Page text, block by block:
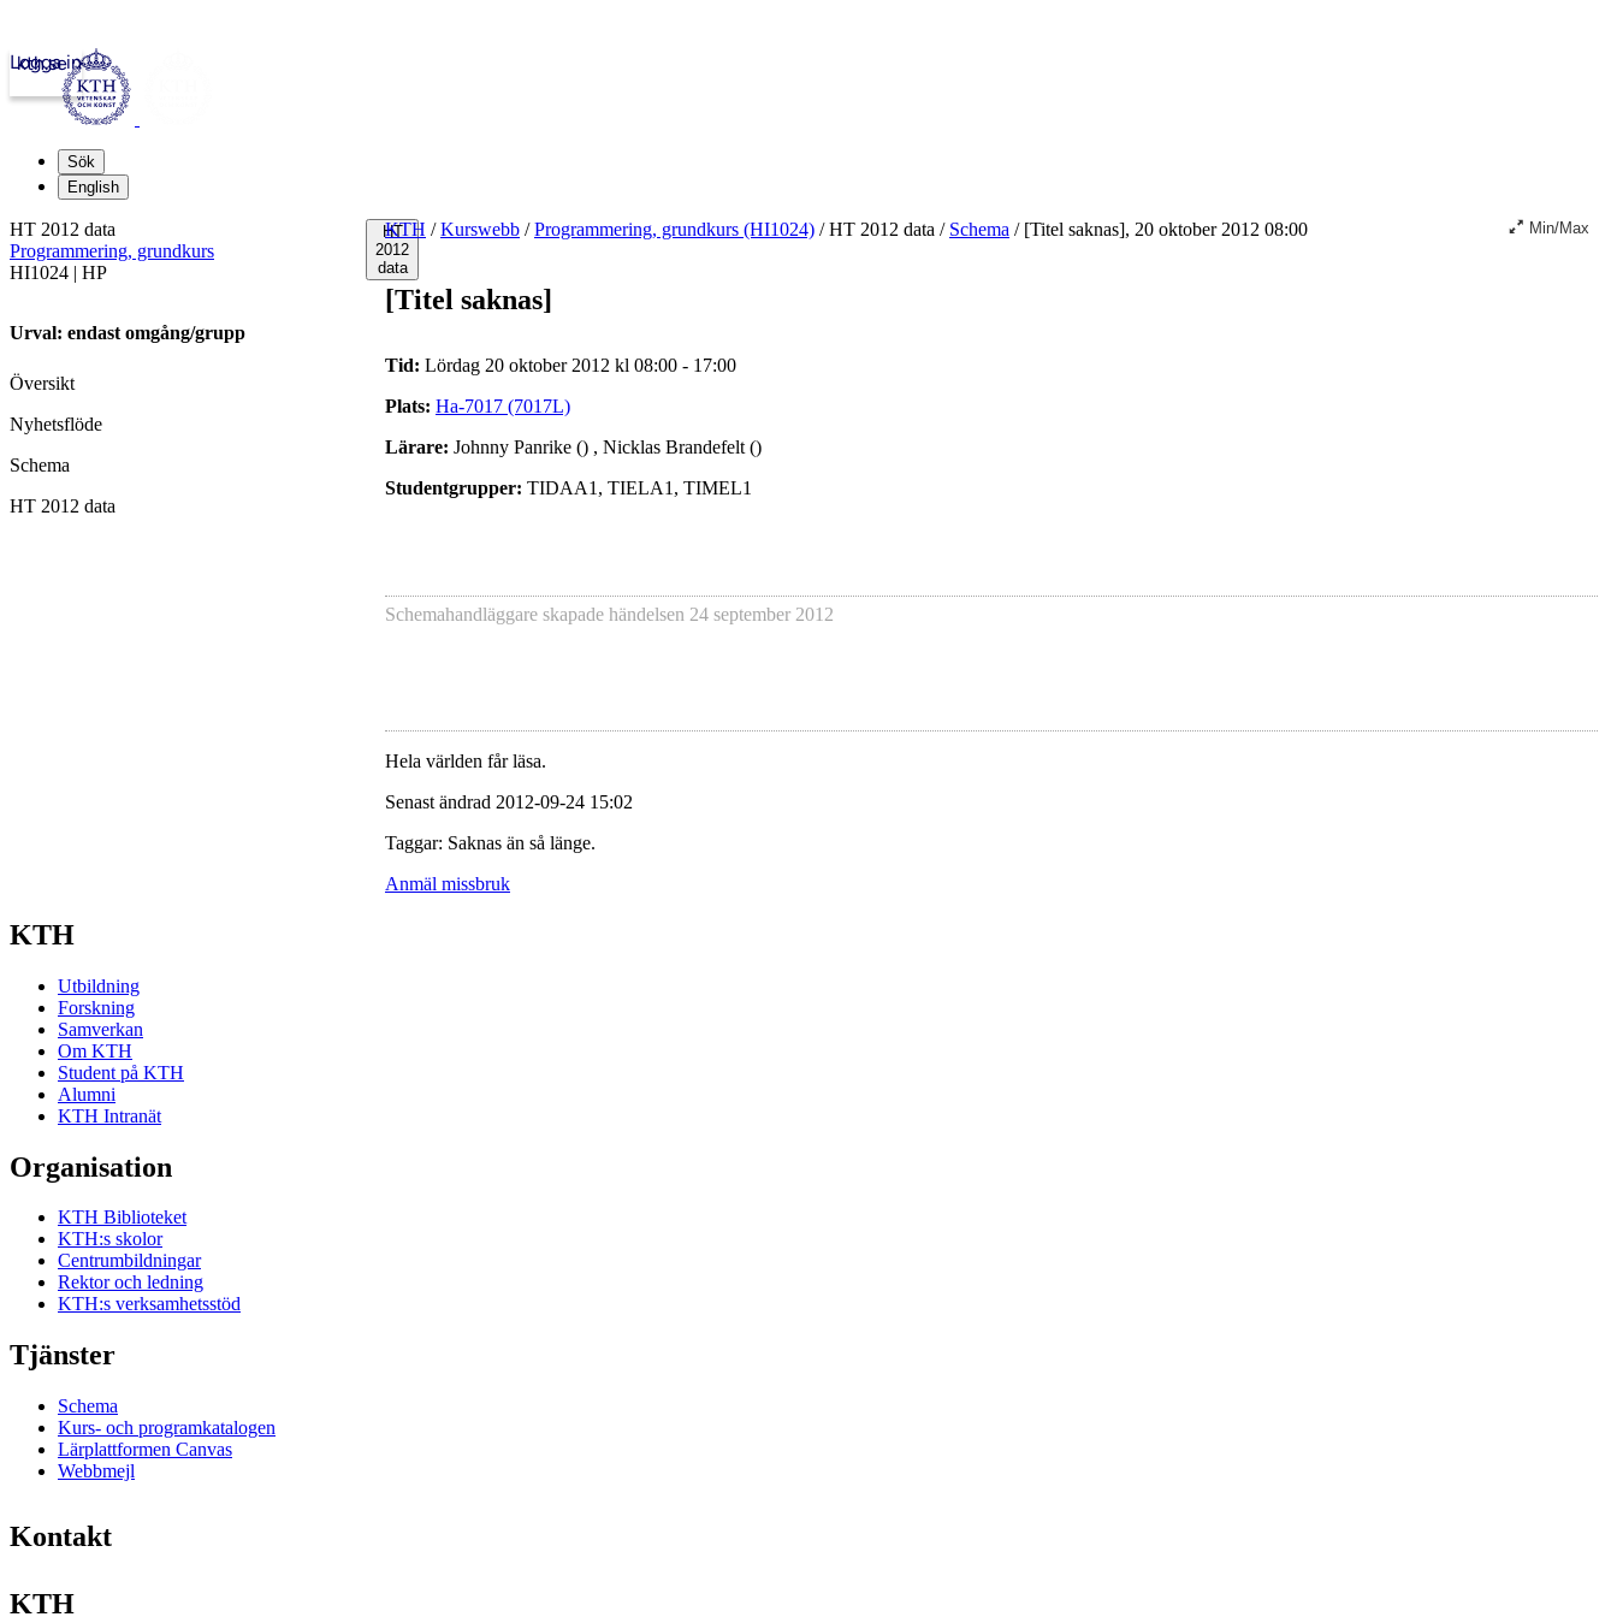
kth.se
Logga in
Sök
English
HT
2012
data
KTH / Kurswebb / Programmering, grundkurs (HI1024) /HT 2012 data / Schema /[Titel saknas], 20 oktober 2012 08:00 Min/Max
[Titel saknas]
Tid: Lördag 20 oktober 2012 kl 08:00 - 17:00
Plats: Ha-7017 (7017L)
Lärare: Johnny Panrike () , Nicklas Brandefelt ()
Studentgrupper: TIDAA1, TIELA1, TIMEL1
Schemahandläggare skapade händelsen 24 september 2012
Hela världen får läsa.
Senast ändrad 2012-09-24 15:02
Taggar: Saknas än så länge.
Anmäl missbruk
HT 2012 data
Programmering, grundkurs
HI1024 | HP
Urval: endast omgång/grupp
Översikt
Nyhetsflöde
Schema
HT 2012 data
KTH
Utbildning
Forskning
Samverkan
Om KTH
Student på KTH
Alumni
KTH Intranät
Organisation
KTH Biblioteket
KTH:s skolor
Centrumbildningar
Rektor och ledning
KTH:s verksamhetsstöd
Tjänster
Schema
Kurs- och programkatalogen
Lärplattformen Canvas
Webbmejl
Kontakt
KTH